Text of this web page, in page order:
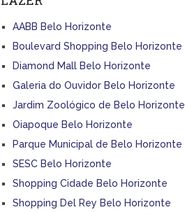
AABB Belo Horizonte
Boulevard Shopping Belo Horizonte
Diamond Mall Belo Horizonte
Galeria do Ouvidor Belo Horizonte
Jardim Zoológico de Belo Horizonte
Oiapoque Belo Horizonte
Parque Municipal de Belo Horizonte
SESC Belo Horizonte
Shopping Cidade Belo Horizonte
Shopping Del Rey Belo Horizonte